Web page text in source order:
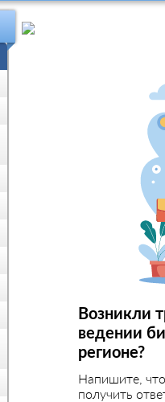
Возникли
ведении
регионе?
Напишите,
получить